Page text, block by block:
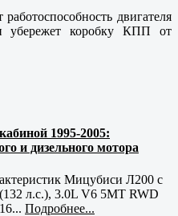
двигателя
убережет коробку КПП от
1995-2005:
и дизельного мотора
Мицубиси Л200 с
л.с.), 3.0L V6 5MT RWD
Подробнее...